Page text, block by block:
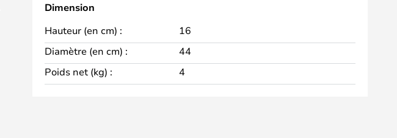
Dimension
Hauteur (en cm) :
16
Diamètre (en cm) :
44
Poids net (kg) :
4